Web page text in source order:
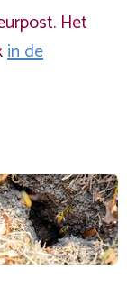
Het
in de